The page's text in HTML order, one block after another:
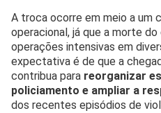
A troca ocorre em meio a um
operacional, já que a morte
operações intensivas em
expectativa é de que a
contribua para reorganizar
policiamento e ampliar a
dos recentes episódios de